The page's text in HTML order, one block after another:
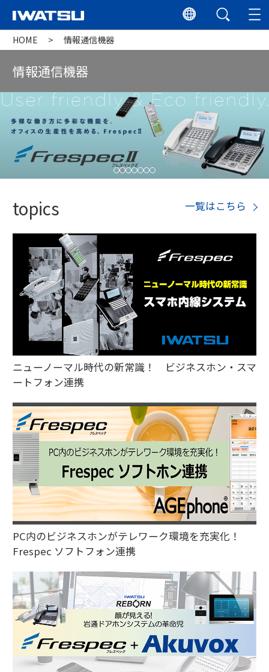
HOME 情報通信機器
情報通信機器
topics 一覧はこちら
ニューノーマル時代の新常識！ ビジネスホン・スマ
ートフォン連携
PC内のビジネスホンがテレワーク環境を充実化！
Frespec ソフトフォン連携